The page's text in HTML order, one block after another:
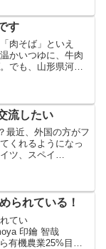
す
肉そば」といえ
かいつゆに、牛肉
でも、山形県河北
すかっ...
流したい
最近、外国の方がフ
くれるようになっ
ツ、スペイ
られている！
てい
印鑰 智哉
有機農業25%目